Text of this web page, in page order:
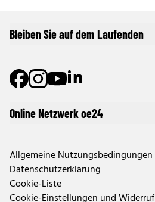
Online Netzwerk oe24
Allgemeine Nutzungsbedingungen
Datenschutzerklärung
Cookie-Liste
Cookie-Einstellungen und Widerruf
Bleiben Sie auf dem Laufenden